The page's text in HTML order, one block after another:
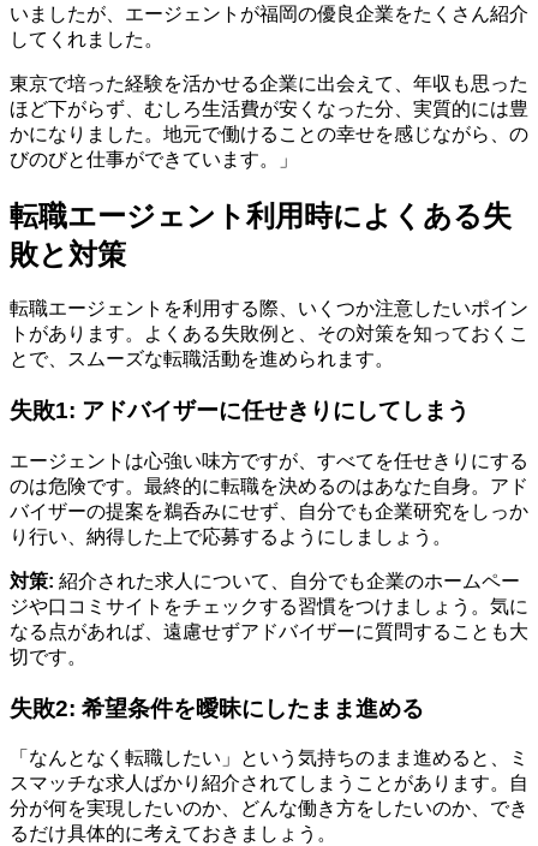
いましたが、エージェントが福岡の優良企業をたくさん紹介
してくれました。
東京で培った経験を活かせる企業に出会えて、年収も思った
ほど下がらず、むしろ生活費が安くなった分、実質的には豊
かになりました。地元で働けることの幸せを感じながら、の
びのびと仕事ができています。」
転職エージェント利用時によくある失
敗と対策
転職エージェントを利用する際、いくつか注意したいポイン
トがあります。よくある失敗例と、その対策を知っておくこ
とで、スムーズな転職活動を進められます。
失敗1: アドバイザーに任せきりにしてしまう
エージェントは心強い味方ですが、すべてを任せきりにする
のは危険です。最終的に転職を決めるのはあなた自身。アド
バイザーの提案を鵜呑みにせず、自分でも企業研究をしっか
り行い、納得した上で応募するようにしましょう。
対策: 紹介された求人について、自分でも企業のホームペー
ジや口コミサイトをチェックする習慣をつけましょう。気に
なる点があれば、遠慮せずアドバイザーに質問することも大
切です。
失敗2: 希望条件を曖昧にしたまま進める
「なんとなく転職したい」という気持ちのまま進めると、ミ
スマッチな求人ばかり紹介されてしまうことがあります。自
分が何を実現したいのか、どんな働き方をしたいのか、でき
るだけ具体的に考えておきましょう。